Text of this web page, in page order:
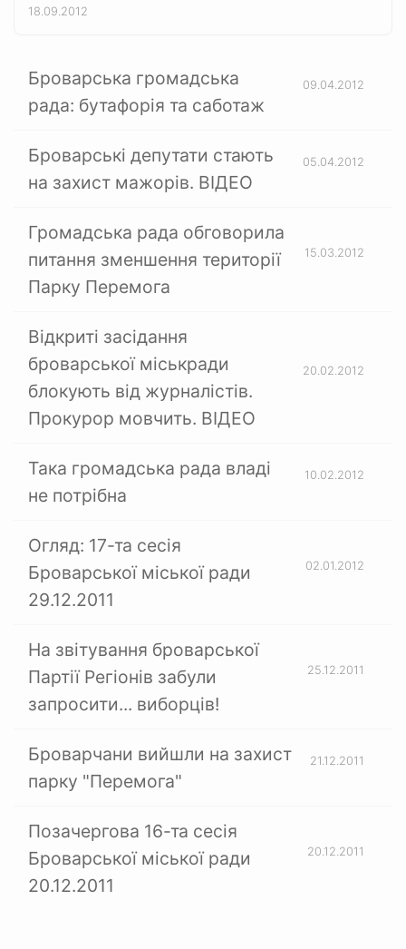
18.09.2012
Броварська громадська
рада: бутафорія та саботаж
09.04.2012
Броварські депутати стають
на захист мажорів. ВІДЕО
05.04.2012
Громадська рада обговорила
питання зменшення території
Парку Перемога
15.03.2012
Відкриті засідання
броварської міськради
блокують від журналістів.
Прокурор мовчить. ВІДЕО
20.02.2012
Така громадська рада владі
не потрібна
10.02.2012
Огляд: 17-та сесія
Броварської міської ради
29.12.2011
02.01.2012
На звітування броварської
Партії Регіонів забули
запросити... виборців!
25.12.2011
Броварчани вийшли на захист
парку "Перемога"
21.12.2011
Позачергова 16-та сесія
Броварської міської ради
20.12.2011
20.12.2011